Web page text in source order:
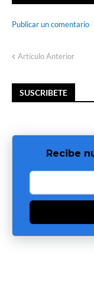
Publicar un comentario
Artículo Anterior
SUSCRIBETE
Recibe